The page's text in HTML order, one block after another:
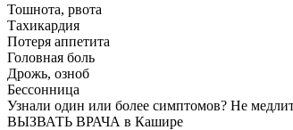
Тошнота, рвота
Тахикардия
Потеря аппетита
Головная боль
Дрожь, озноб
Бессонница
Узнали один или более симптомов? Не
ВЫЗВАТЬ ВРАЧА в Кашире